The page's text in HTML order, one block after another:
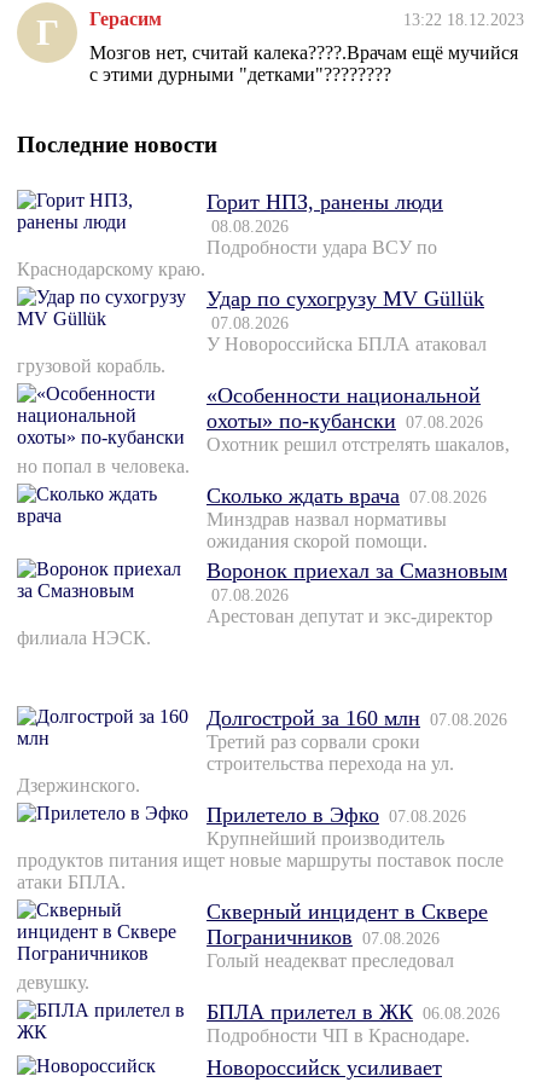
Г Герасим 13:22 18.12.2023
Мозгов нет, считай калека????.Врачам ещё мучийся
с этими дурными "детками"????????
Последние новости
Горит НПЗ, ранены люди
08.08.2026
Подробности удара ВСУ по
Краснодарскому краю.
Удар по сухогрузу MV Güllük
07.08.2026
У Новороссийска БПЛА атаковал
грузовой корабль.
«Особенности национальной
охоты» по-кубански 07.08.2026
Охотник решил отстрелять шакалов,
но попал в человека.
Сколько ждать врача 07.08.2026
Минздрав назвал нормативы
ожидания скорой помощи.
Воронок приехал за Смазновым
07.08.2026
Арестован депутат и экс-директор
филиала НЭСК.
Долгострой за 160 млн 07.08.2026
Третий раз сорвали сроки
строительства перехода на ул.
Дзержинского.
Прилетело в Эфко 07.08.2026
Крупнейший производитель
продуктов питания ищет новые маршруты поставок после
атаки БПЛА.
Скверный инцидент в Сквере
Пограничников 07.08.2026
Голый неадекват преследовал
девушку.
БПЛА прилетел в ЖК 06.08.2026
Подробности ЧП в Краснодаре.
Новороссийск усиливает